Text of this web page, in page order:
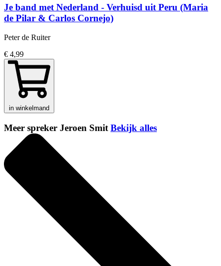
Je band met Nederland - Verhuisd uit Peru (Maria
de Pilar & Carlos Cornejo)
Peter de Ruiter
€ 4,99
in winkelmand
Meer spreker Jeroen Smit Bekijk alles